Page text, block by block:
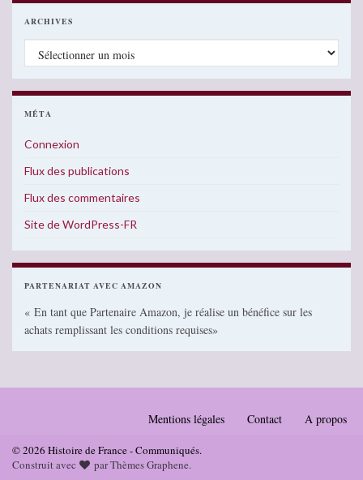
ARCHIVES
Archives
MÉTA
Connexion
Flux des publications
Flux des commentaires
Site de WordPress-FR
PARTENARIAT AVEC AMAZON
« En tant que Partenaire Amazon, je réalise un bénéfice sur les
achats remplissant les conditions requises»
Mentions légales Contact A propos
© 2026 Histoire de France - Communiqués.
Construit avec
parThèmes Graphene.